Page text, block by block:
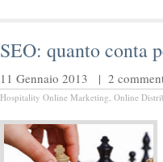
SEO: quanto conta
11 Gennaio 2013 | 2
Hospitality Online Marketing, Online